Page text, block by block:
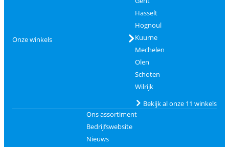
Onze winkels
Hasselt
Hognoul
Kuurne
Mechelen
Olen
Schoten
Wilrijk
Bekijk al onze 11 winkels
Ons assortiment
Bedrijfswebsite
Nieuws